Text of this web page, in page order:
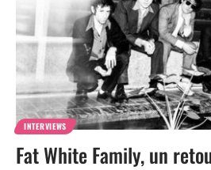
INTERVIEWS
Fat White Family, un